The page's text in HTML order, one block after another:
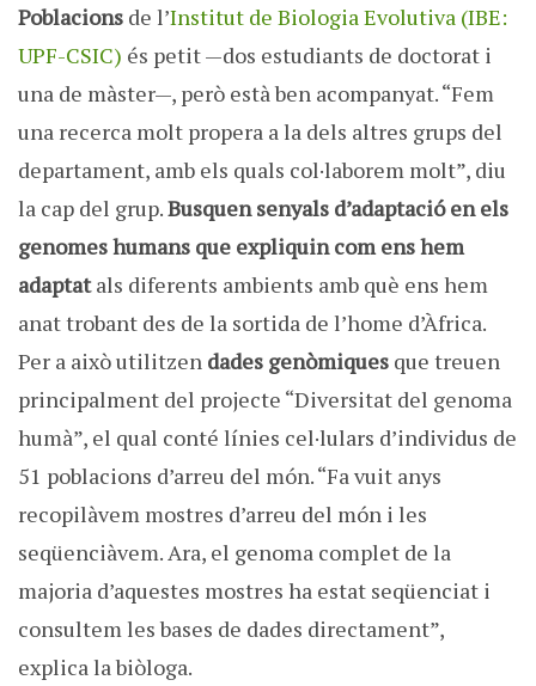
Poblacions de l’Institut de Biologia Evolutiva (IBE:
UPF-CSIC) és petit —dos estudiants de doctorat i
una de màster—, però està ben acompanyat. “Fem
una recerca molt propera a la dels altres grups del
departament, amb els quals col·laborem molt”, diu
la cap del grup.Busquen senyals d’adaptació en els
genomes humans que expliquin com ens hem
adaptatals diferents ambients amb què ens hem
anat trobant des de la sortida de l’home d’Àfrica.
Per a això utilitzen dades genòmiques que treuen
principalment del projecte “Diversitat del genoma
humà”, el qual conté línies cel·lulars d’individus de
51 poblacions d’arreu del món. “Fa vuit anys
recopilàvem mostres d’arreu del món i les
seqüenciàvem. Ara, el genoma complet de la
majoria d’aquestes mostres ha estat seqüenciat i
consultem les bases de dades directament”,
explica la biòloga.